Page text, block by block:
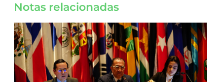
Notas relacionadas